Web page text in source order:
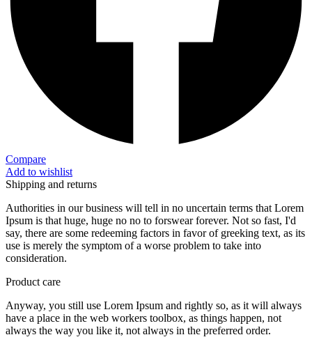
Compare
Add to wishlist
Shipping and returns
Authorities in our business will tell in no uncertain terms that Lorem
Ipsum is that huge, huge no no to forswear forever. Not so fast, I'd
say, there are some redeeming factors in favor of greeking text, as its
use is merely the symptom of a worse problem to take into
consideration.
Product care
Anyway, you still use Lorem Ipsum and rightly so, as it will always
have a place in the web workers toolbox, as things happen, not
always the way you like it, not always in the preferred order.